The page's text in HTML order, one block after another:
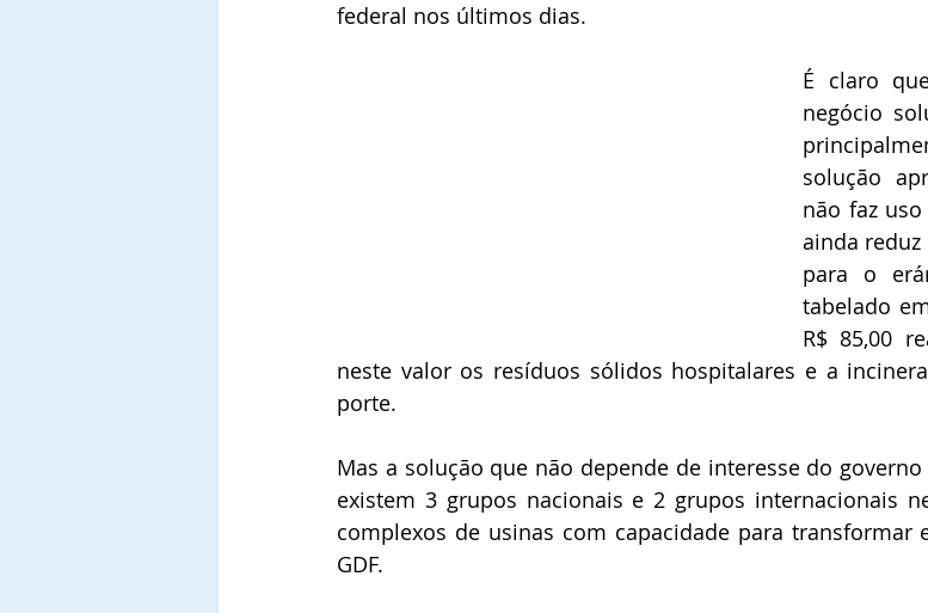
federal nos últimos dias.
É claro
negócio
solução
não faz
ainda
para o
tabelado
R$ 85,00
neste valor os resíduos sólidos hospitalares e a
porte.
Mas a solução que não depende de interesse do
existem 3 grupos nacionais e 2 grupos internacionais
complexos de usinas com capacidade para
GDF.